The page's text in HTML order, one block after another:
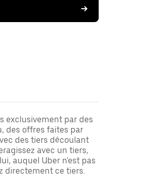
exclusivement par des
des offres faites par
des tiers découlant
avec un tiers,
auquel Uber n'est pas
directement ce tiers.